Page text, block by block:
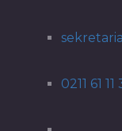
0211 61 11